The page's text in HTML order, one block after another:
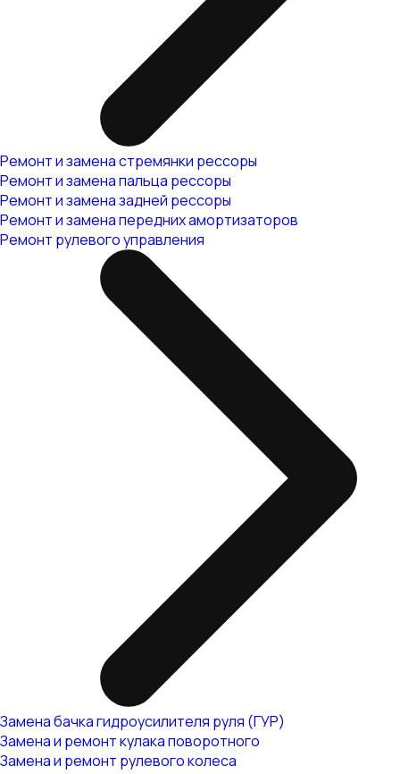
Ремонт и замена стремянки рессоры
Ремонт и замена пальца рессоры
Ремонт и замена задней рессоры
Ремонт и замена передних амортизаторов
Ремонт рулевого управления
Замена бачка гидроусилителя руля (ГУР)
Замена и ремонт кулака поворотного
Замена и ремонт рулевого колеса